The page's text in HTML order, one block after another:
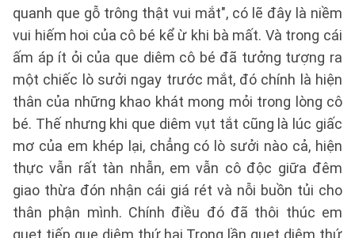
quanh que gỗ trông thật vui mắt", có lẽ đây là niềm
vui hiếm hoi của cô bé kể ừ khi bà mất. Và trong cái
ấm áp ít ỏi của que diêm cô bé đã tưởng tượng ra
một chiếc lò sưởi ngay trước mắt, đó chính là hiện
thân của những khao khát mong mỏi trong lòng cô
bé. Thế nhưng khi que diêm vụt tắt cũng là lúc giấc
mơ của em khép lại, chẳng có lò sưởi nào cả, hiện
thực vẫn rất tàn nhẫn, em vẫn cô độc giữa đêm
giao thừa đón nhận cái giá rét và nỗi buồn tủi cho
thân phận mình. Chính điều đó đã thôi thúc em
quẹt tiếp que diêm thứ hai.Trong lần quẹt diêm thứ